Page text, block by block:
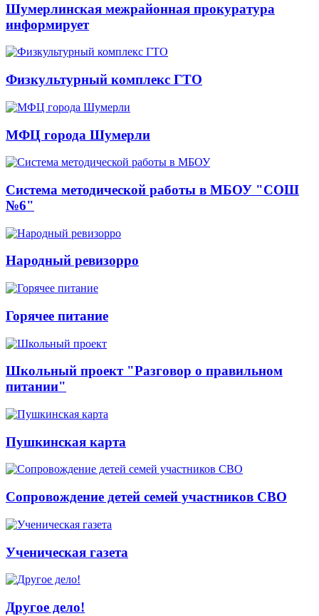
Шумерлинская межрайонная прокуратура
информирует
Физкультурный комплекс ГТО
МФЦ города Шумерли
Система методической работы в МБОУ "СОШ
№6"
Народный ревизорро
Горячее питание
Школьный проект "Разговор о правильном
питании"
Пушкинская карта
Сопровождение детей семей участников СВО
Ученическая газета
Другое дело!